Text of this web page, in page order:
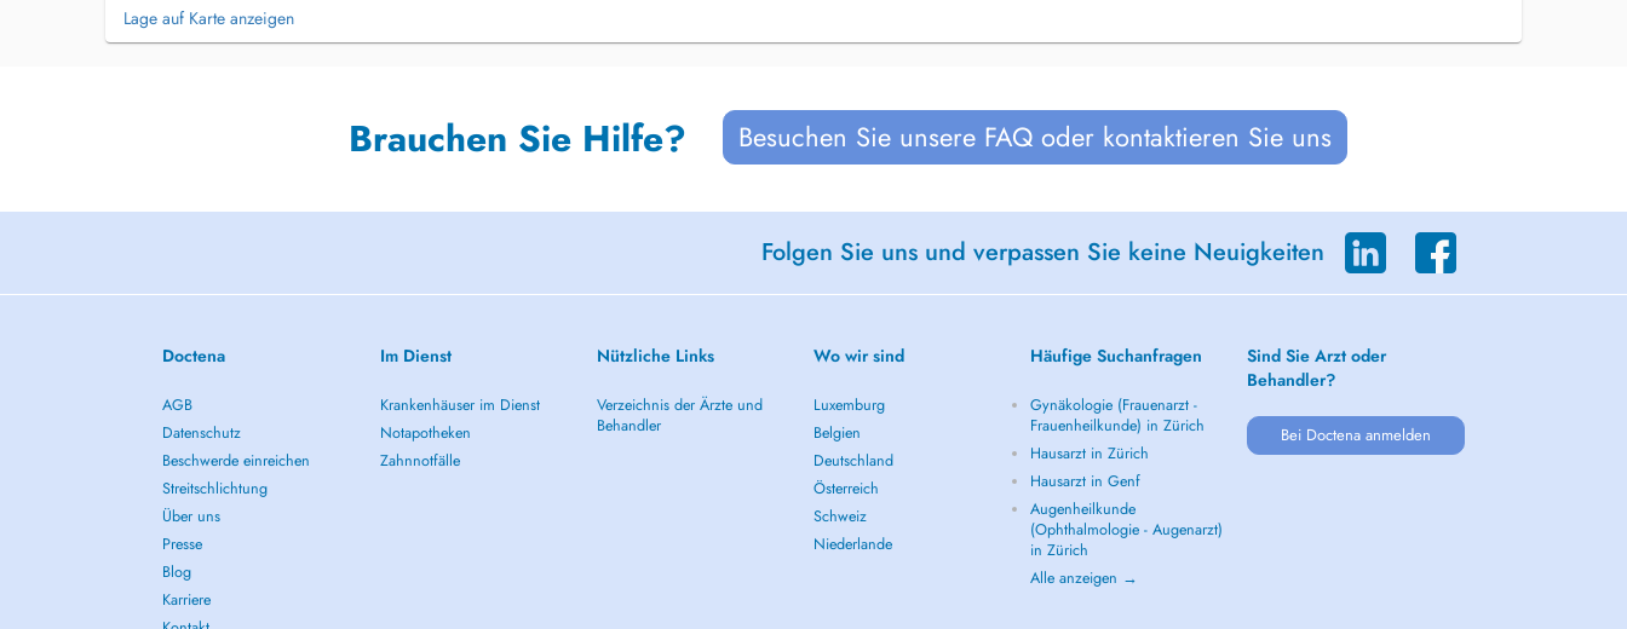
Lage auf Karte anzeigen
Brauchen Sie Hilfe? Besuchen Sie unsere FAQ oder kontaktieren Sie uns
Folgen Sie uns und verpassen Sie keine Neuigkeiten
Doctena
AGB
Datenschutz
Beschwerde einreichen
Streitschlichtung
Über uns
Presse
Blog
Karriere
Im Dienst
Krankenhäuser im Dienst
Notapotheken
Zahnnotfälle
Nützliche Links
Verzeichnis der Ärzte und
Behandler
Wo wir sind
Luxemburg
Belgien
Deutschland
Österreich
Schweiz
Niederlande
Häufige Suchanfragen
Gynäkologie (Frauenarzt -
Frauenheilkunde) in Zürich
Hausarzt in Zürich
Hausarzt in Genf
Augenheilkunde
(Ophthalmologie - Augenarzt)
in Zürich
Alle anzeigen →
Sind Sie Arzt oder
Behandler?
Bei Doctena anmelden